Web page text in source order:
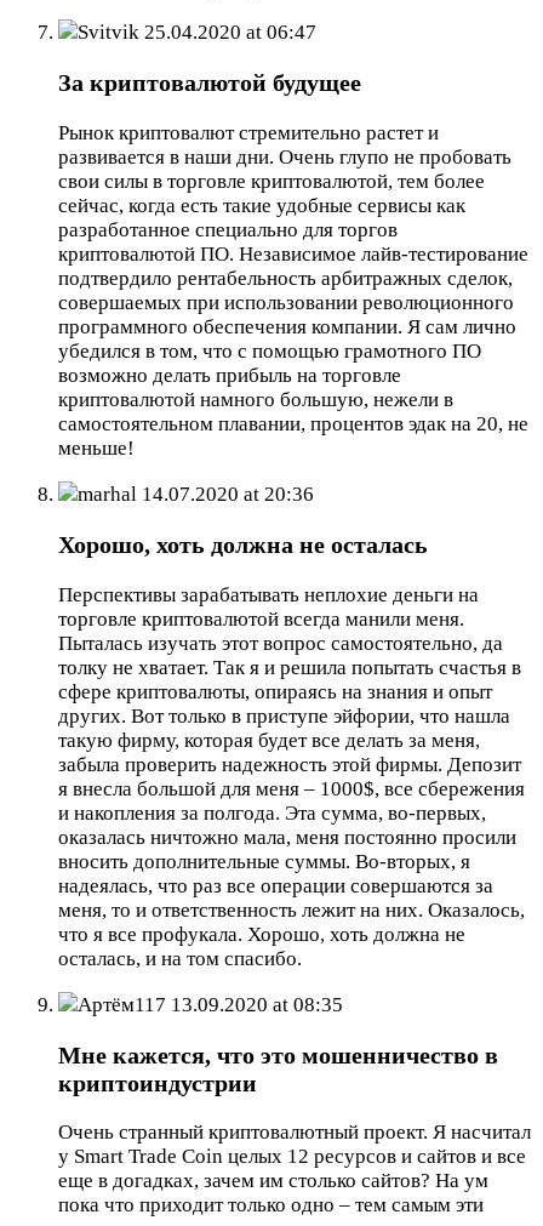
Svitvik 25.04.2020 at 06:47
За криптовалютой будущее
Рынок криптовалют стремительно растет и
развивается в наши дни. Очень глупо не пробовать
свои силы в торговле криптовалютой, тем более
сейчас, когда есть такие удобные сервисы как
разработанное специально для торгов
криптовалютой ПО. Независимое лайв-тестирование
подтвердило рентабельность арбитражных сделок,
совершаемых при использовании революционного
программного обеспечения компании. Я сам лично
убедился в том, что с помощью грамотного ПО
возможно делать прибыль на торговле
криптовалютой намного большую, нежели в
самостоятельном плавании, процентов эдак на 20, не
меньше!
marhal 14.07.2020 at 20:36
Хорошо, хоть должна не осталась
Перспективы зарабатывать неплохие деньги на
торговле криптовалютой всегда манили меня.
Пыталась изучать этот вопрос самостоятельно, да
толку не хватает. Так я и решила попытать счастья в
сфере криптовалюты, опираясь на знания и опыт
других. Вот только в приступе эйфории, что нашла
такую фирму, которая будет все делать за меня,
забыла проверить надежность этой фирмы. Депозит
я внесла большой для меня – 1000$, все сбережения
и накопления за полгода. Эта сумма, во-первых,
оказалась ничтожно мала, меня постоянно просили
вносить дополнительные суммы. Во-вторых, я
надеялась, что раз все операции совершаются за
меня, то и ответственность лежит на них. Оказалось,
что я все профукала. Хорошо, хоть должна не
осталась, и на том спасибо.
Артём117 13.09.2020 at 08:35
Мне кажется, что это мошенничество в
криптоиндустрии
Очень странный криптовалютный проект. Я насчитал
у Smart Trade Coin целых 12 ресурсов и сайтов и все
еще в догадках, зачем им столько сайтов? На ум
пока что приходит только одно – тем самым эти